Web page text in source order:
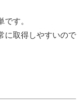
す。
に取得しやすいので